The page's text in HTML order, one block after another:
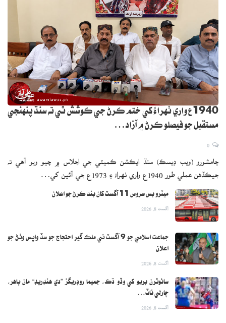
1940ع واري ٺهراءُ کي ختم ڪرڻ جي ڪوشش ٿي ته سنڌ پنهنجي
مستقبل جو فيصلو ڪرڻ ۾ آزاد…
ڄامشورو (ويب ڊيسڪ) سنڌ ايڪشن ڪميٽي جي اجلاس ۾ چيو ويو آهي ته
جيڪڏهن عملي طور 1940ع واري ٺهراءُ ۽ 1973ع جي آئين کي…
ميٽرو بس سروس 11 آگسٽ کان بند ڪرڻ جو اعلان
اگست 8, 2026
جماعت اسلامي جو 9 آگسٽ تي ملڪ گير احتجاج جو سڏ واپس وٺڻ جو
اعلان
اگست 8, 2026
سائوٿرن بريو کي وڏو ڌڪ، جميما روڊريگز ”دي هنڊريڊ“ مان ٻاهر،
چارلي ناٽ…
اگست 8, 2026